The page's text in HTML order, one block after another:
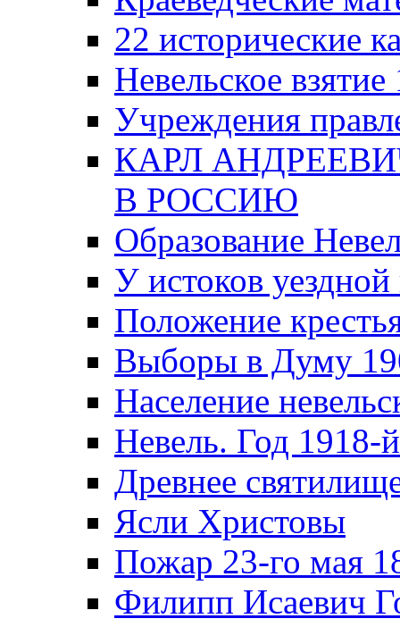
22 исторические
Невельское
Учреждения
КАРЛ
В РОССИЮ
Образование
У истоков
Положение
Выборы в Думу
Население
Невель. Год 1918-
Древнее
Ясли Христовы
Пожар 23-го мая
Филипп Исаевич